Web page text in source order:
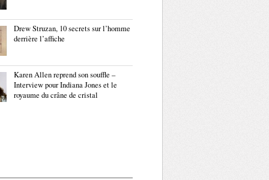
Drew Struzan, 10 secrets sur l’homme
derrière l’affiche
Karen Allen reprend son souffle –
Interview pour Indiana Jones et le
royaume du crâne de cristal